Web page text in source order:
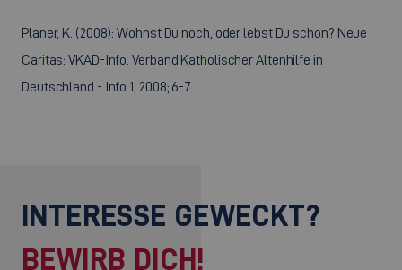
Planer, K. (2008): Wohnst Du noch, oder lebst Du schon? Neue
Caritas: VKAD-Info. Verband Katholischer Altenhilfe in
Deutschland - Info 1; 2008; 6-7
INTERESSE GEWECKT?
BEWIRB DICH!